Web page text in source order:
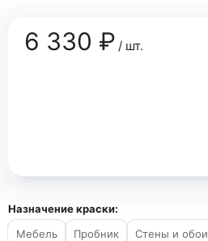
6 330 ₽/ шт.
Назначение краски:
Мебель
Пробник Стены и обои